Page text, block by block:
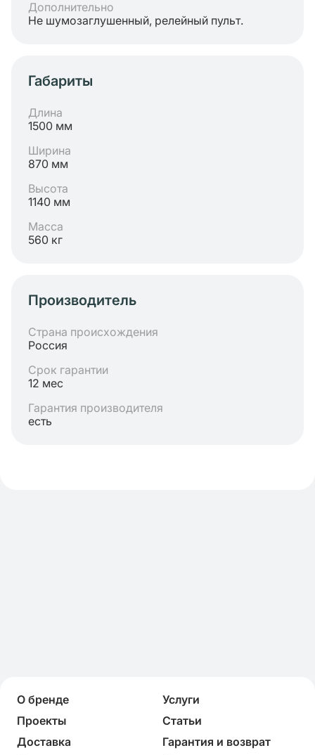
Дополнительно
Не шумозаглушенный, релейный пульт.
Габариты
Длина
1500 мм
Ширина
870 мм
Высота
1140 мм
Масса
560 кг
Производитель
Страна происхождения
Россия
Срок гарантии
12 мес
Гарантия производителя
есть
О бренде
Услуги
Проекты
Статьи
Доставка
Гарантия и возврат